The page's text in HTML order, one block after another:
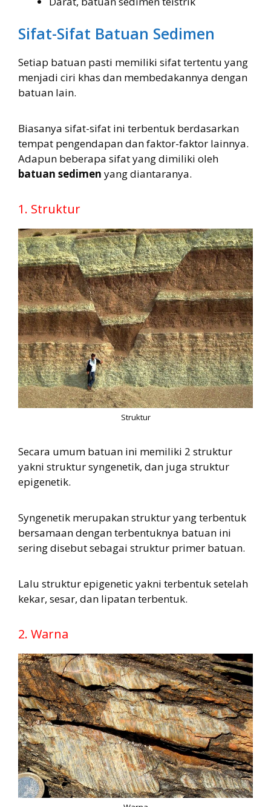
Sifat-Sifat Batuan Sedimen
Setiap batuan pasti memiliki sifat tertentu yang
menjadi ciri khas dan membedakannya dengan
batuan lain.
Biasanya sifat-sifat ini terbentuk berdasarkan
tempat pengendapan dan faktor-faktor lainnya.
Adapun beberapa sifat yang dimiliki oleh
batuan sedimen yang diantaranya.
1. Struktur
Struktur
Secara umum batuan ini memiliki 2 struktur
yakni struktur syngenetik, dan juga struktur
epigenetik.
Syngenetik merupakan struktur yang terbentuk
bersamaan dengan terbentuknya batuan ini
sering disebut sebagai struktur primer batuan.
Lalu struktur epigenetic yakni terbentuk setelah
kekar, sesar, dan lipatan terbentuk.
2. Warna